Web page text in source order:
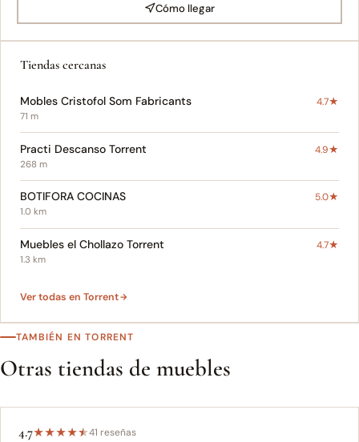
Cómo llegar
Tiendas cercanas
Mobles Cristofol Som Fabricants 4.7★
71 m
Practi Descanso Torrent 4.9★
268 m
BOTIFORA COCINAS 5.0★
1.0 km
Muebles el Chollazo Torrent 4.7★
1.3 km
Ver todas en Torrent
TAMBIÉN EN TORRENT
Otras tiendas de muebles
4.7★★★★★41 reseñas